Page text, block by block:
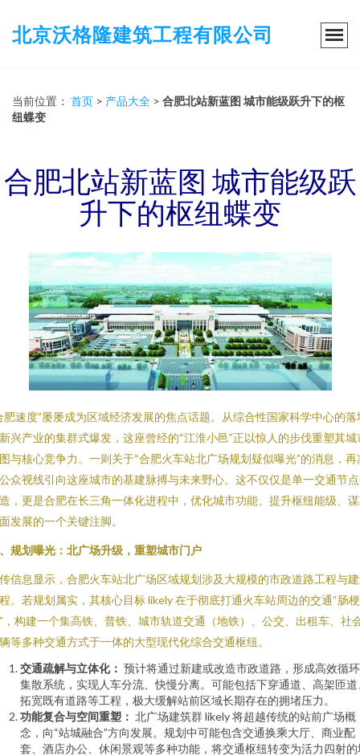
北京沃格隆建筑工程有限公司
当前位置： 首页 > 产品大全 > 合肥北站新蓝图 城市能级跃升下的枢
纽蝶变
合肥北站新蓝图 城市能级跃
升下的枢纽蝶变
肥速度”屡屡成为区域经济发展的焦点话题。从综合性国家科学中心的落
兴产业的集群式爆发，这座曾经的“江淮小邑”正以惊人的步伐重塑其城
与核心竞争力。一则关于“合肥火车站北广场规划疑似曝光”的消息，再
众视线引向这座城市的基建脉搏与未来野心。这不仅仅是单一交通节
，更是合肥在长三角一体化进程中，优化城市功能、提升枢纽能级、
发展的一个关键注脚。
规划曝光：北广场升级，重塑城市门户
信息显示，合肥火车站北广场区域规划涉及大规模的市政道路工程与
。若规划属实，其核心目标 likely 在于彻底打通火车站周边的交通“肠梗
，构建一个集高铁、普铁、城市轨道交通（地铁）、公交、出租车、社
等多种交通方式于一体的大型现代化综合交通枢纽。
交通疏解与立体化： 预计将通过新建或改造市政道路，形成高效循
集散系统，实现人车分流、快慢分离。可能包括下穿通道、高架匝道
拓宽既有道路等工程，极大缓解站前区域长期存在的拥堵压力。
功能复合与空间重塑： 北广场建筑群 likely 将超越传统的站前广场概
念，向“站城融合”方向发展。规划中可能包含交通换乘大厅、商业配
套、酒店办公、休闲景观等多种功能，将交通枢纽转变为活力四射的